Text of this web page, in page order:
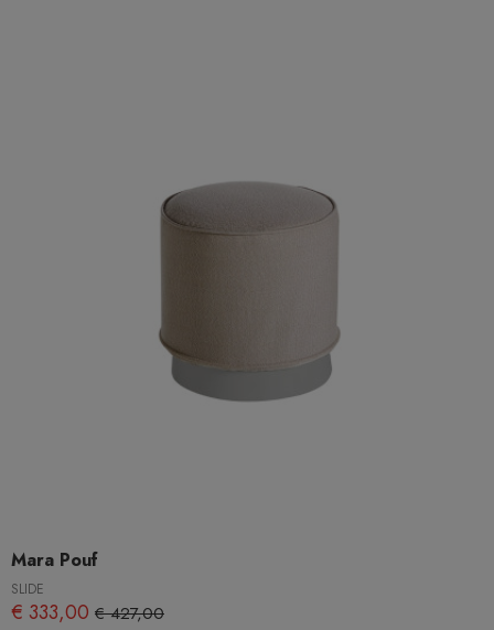
Mara Pouf
SLIDE
€ 333,00 € 427,00